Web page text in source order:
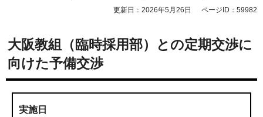
更新日：2026年5月26日 ページID：59982
大阪教組（臨時採用部）との定期交渉に
向けた予備交渉
実施日